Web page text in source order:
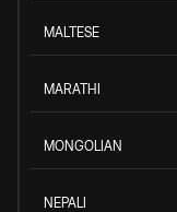
MALTESE
MARATHI
MONGOLIAN
NEPALI